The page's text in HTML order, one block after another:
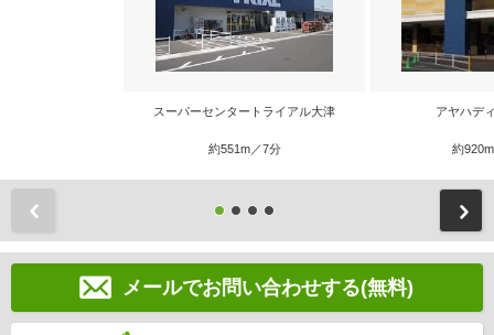
スーパーセンタートライアル大津
約551m／7分
アヤハデ
約
メールでお問い合わせする(無料)